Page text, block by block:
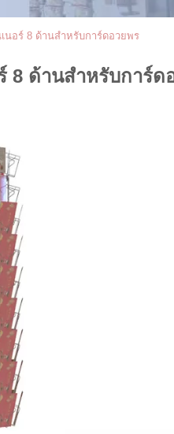
นอร์ 8 ด้านสำหรับการ์ดอวยพร
8 ด้านสำหรับการ์ด